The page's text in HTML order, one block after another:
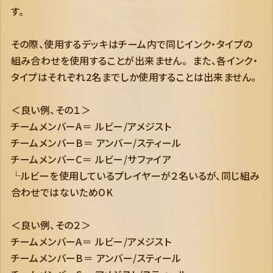
す。
その際、使用するデッキはチーム内で同じインク・タイプの
組み合わせを使用することが出来ません。 また、各インク・
タイプはそれぞれ2名までしか使用することは出来ません。
＜良い例、その１＞
チームメンバーA＝ ルビー/アメジスト
チームメンバーB＝ アンバー/スティール
チームメンバーC＝ ルビー/サファイア
└ルビーを使用しているプレイヤーが２名いるが、同じ組み
合わせではないためOK
＜良い例、その２＞
チームメンバーA＝ ルビー/アメジスト
チームメンバーB＝ アンバー/スティール